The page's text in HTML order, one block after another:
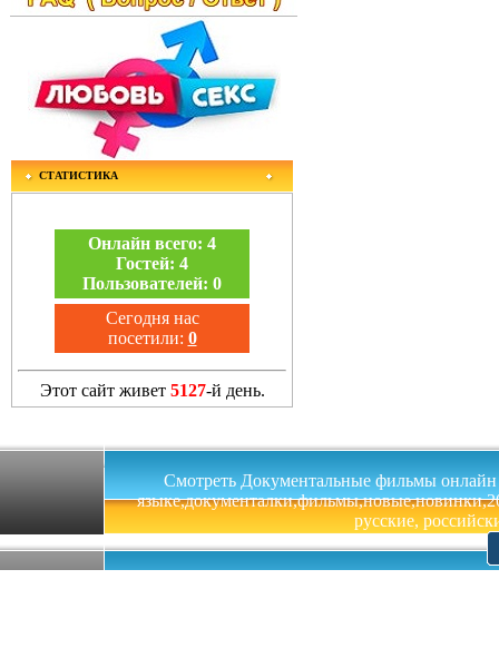
СТАТИСТИКА
Онлайн всего: 4
Гостей: 4
Пользователей: 0
Сегодня нас
посетили: 0
Этот сайт живет 5127-й день.
Смотреть Документальные фильмы онлайн
русские,